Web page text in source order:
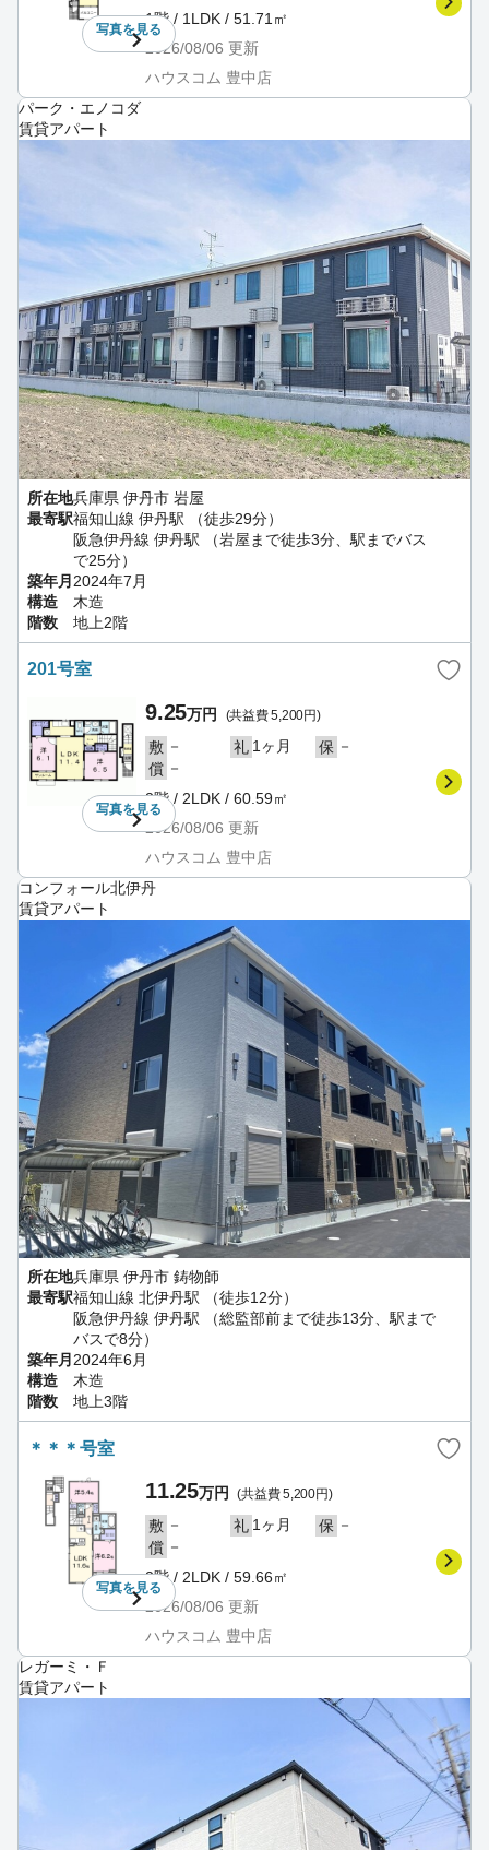
写真を見る
1階 / 1LDK / 51.71㎡
2026/08/06 更新
ハウスコム 豊中店
パーク・エノコダ
賃貸アパート
所在地兵庫県 伊丹市 岩屋
最寄駅福知山線 伊丹駅 （徒歩29分）
阪急伊丹線 伊丹駅 （岩屋まで徒歩3分、駅までバス
で25分）
築年月 2024年7月
構造
木造
階数
地上2階
201号室
写真を見る
9.25万円 (共益費 5,200円)
敷 － 礼 1ヶ月 保 －
償 －
2階 / 2LDK / 60.59㎡
2026/08/06 更新
ハウスコム 豊中店
コンフォール北伊丹
賃貸アパート
所在地兵庫県 伊丹市 鋳物師
最寄駅福知山線 北伊丹駅 （徒歩12分）
阪急伊丹線 伊丹駅 （総監部前まで徒歩13分、駅まで
バスで8分）
築年月 2024年6月
構造
木造
階数
地上3階
＊＊＊号室
写真を見る
11.25万円 (共益費 5,200円)
敷 － 礼 1ヶ月 保 －
償 －
2階 / 2LDK / 59.66㎡
2026/08/06 更新
ハウスコム 豊中店
レガーミ・Ｆ
賃貸アパート